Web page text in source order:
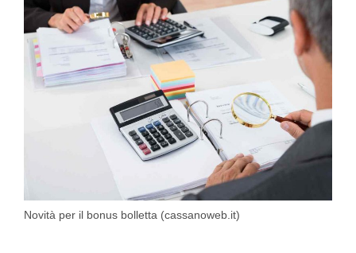
Novità per il bonus bolletta (cassanoweb.it)